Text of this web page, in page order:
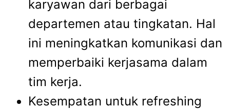
karyawan dari berbagai
departemen atau tingkatan. Hal
ini meningkatkan komunikasi dan
memperbaiki kerjasama dalam
tim kerja.
Kesempatan untuk refreshing